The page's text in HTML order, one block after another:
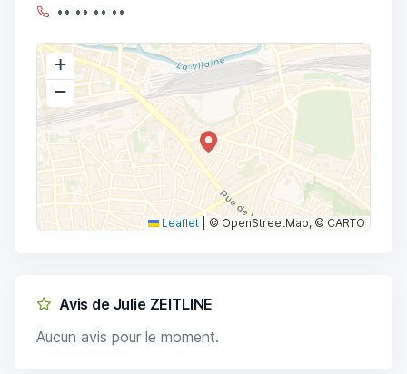
•• •• •• ••
+
−
Leaflet © OpenStreetMap, © CARTO
Avis de Julie ZEITLINE
Aucun avis pour le moment.